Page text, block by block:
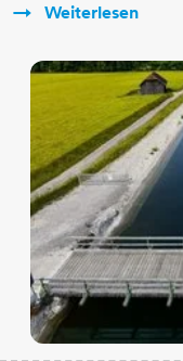
Weiterlesen